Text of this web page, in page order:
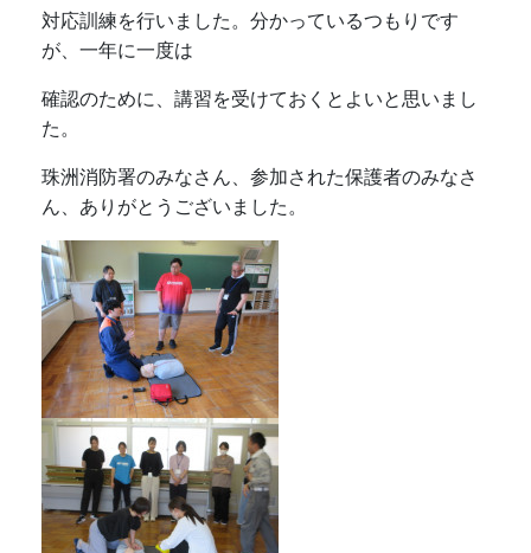
対応訓練を行いました。分かっているつもりです
が、一年に一度は
確認のために、講習を受けておくとよいと思いまし
た。
珠洲消防署のみなさん、参加された保護者のみなさ
ん、ありがとうございました。